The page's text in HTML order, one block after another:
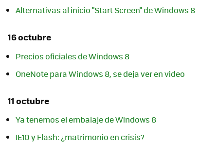
Alternativas al inicio "Start Screen" de Windows 8
16 octubre
Precios oficiales de Windows 8
OneNote para Windows 8, se deja ver en video
11 octubre
Ya tenemos el embalaje de Windows 8
IE10 y Flash: ¿matrimonio en crisis?